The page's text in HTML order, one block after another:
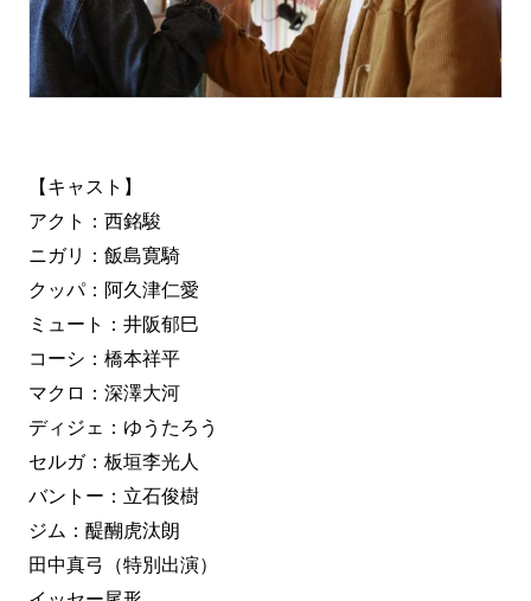
【キャスト】
アクト：西銘駿
ニガリ：飯島寛騎
クッパ：阿久津仁愛
ミュート：井阪郁巳
コーシ：橋本祥平
マクロ：深澤大河
ディジェ：ゆうたろう
セルガ：板垣李光人
バントー：立石俊樹
ジム：醍醐虎汰朗
田中真弓（特別出演）